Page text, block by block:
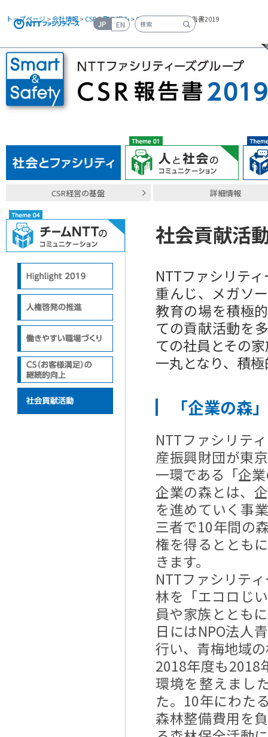
JP EN 検索キーワード入力
トップページ>会社情報>CSRの取り組み>CSR報告書> CSR報告書2019
CSR経営の基盤 詳細情報
社会貢献活
NTTファシリテ
重んじ、メガソ
教育の場を積極
ての貢献活動を
ての社員とその
一丸となり、積
「企業の森
NTTファシリテ
産振興財団が東
一環である「企
企業の森とは、
を進めていく事
三者で10年間の
権を得るととも
きます。
NTTファシリテ
林を「エコロじ
員や家族ととも
日にはNPO法人
行い、青梅地域
2018年度も2018
環境を整えまし
た。10年にわた
森林整備費用を